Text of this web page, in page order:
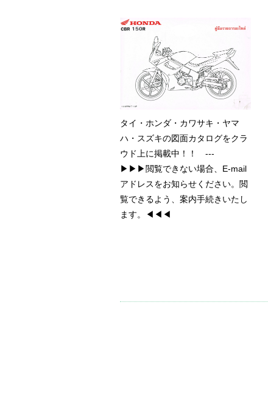
タイ・ホンダ・カワサキ・ヤマ
ハ・スズキの図面カタログをクラ
ウド上に掲載中！！ ---
▶▶▶閲覧できない場合、E-mail
アドレスをお知らせください。閲
覧できるよう、案内手続きいたし
ます。◀◀◀